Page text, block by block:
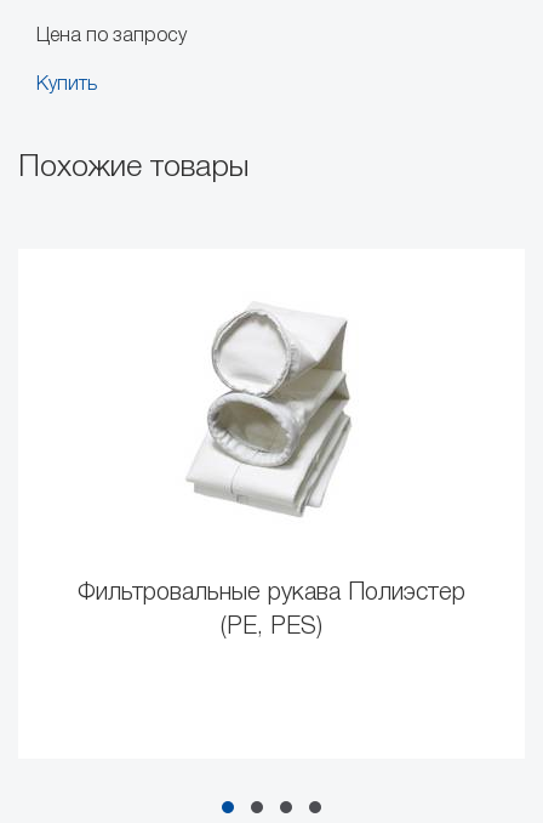
Цена по запросу
Купить
Похожие товары
Фильтровальные рукава Полиэстер
(PE, PES)